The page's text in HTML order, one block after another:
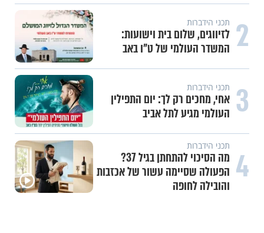
2 תכני הידברות
לזיווגים, שלום בית וישועות:
המשדר העולמי של ט"ו באב
3 תכני הידברות
אחי, מחכים רק לך: יום התפילין
העולמי מגיע לתל אביב
4 תכני הידברות
מה הסיכוי להתחתן בגיל 37?
הפעולה שסיימה עשור של אכזבות
והובילה לחופה